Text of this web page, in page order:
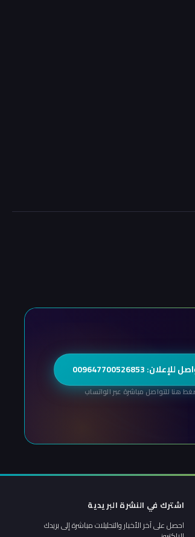
للإعلان: 009647700526853
هنا للتواصل مباشرة عبر الواتساب
اشترك في النشرة البريدية
احصل على آخر الأخبار والتحليلات مباشرة إلى بريدك